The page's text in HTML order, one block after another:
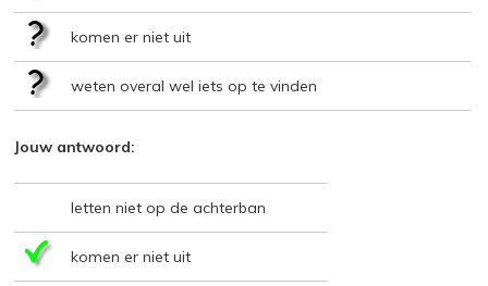
komen er niet uit
weten overal wel iets op te vinden
Jouw antwoord:
letten niet op de achterban
komen er niet uit